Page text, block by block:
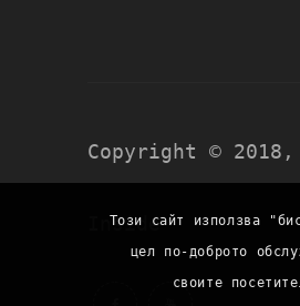
Copyright © 2018,
Inside
Този сайт използва
цел по-доброто
своите